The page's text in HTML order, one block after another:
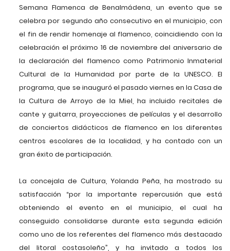
Semana Flamenca de Benalmádena, un evento que se
celebra por segundo año consecutivo en el municipio, con
el fin de rendir homenaje al flamenco, coincidiendo con la
celebración el próximo 16 de noviembre del aniversario de
la declaración del flamenco como Patrimonio Inmaterial
Cultural de la Humanidad por parte de la UNESCO. El
programa, que se inauguró el pasado viernes en la Casa de
la Cultura de Arroyo de la Miel, ha incluido recitales de
cante y guitarra, proyecciones de películas y el desarrollo
de conciertos didácticos de flamenco en los diferentes
centros escolares de la localidad, y ha contado con un
gran éxito de participación.
La concejala de Cultura, Yolanda Peña, ha mostrado su
satisfacción “por la importante repercusión que está
obteniendo el evento en el municipio, el cual ha
conseguido consolidarse durante esta segunda edición
como uno de los referentes del flamenco más destacado
del litoral costasoleño”, y ha invitado a todos los